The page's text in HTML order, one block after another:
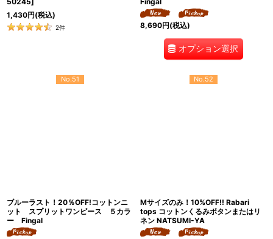
1,430円(税込)
2件 8,690円(税込)
オプション選択
No.51
ブルーラスト！20％OFF!コットンニ
ット スプリットワンピース ５カラ
ー Fingal
No.52
Mサイズのみ！10%OFF!! Rabari
tops コットンくるみボタンまたはリ
ネン NATSUMI-YA